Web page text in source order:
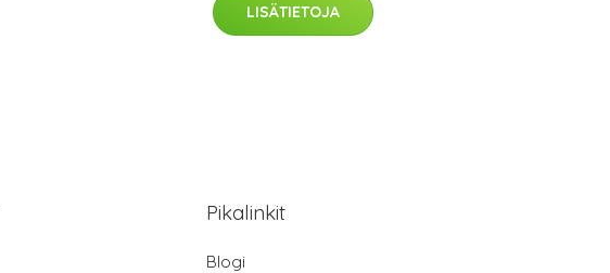
LISÄTIETOJA
Pikalinkit
Blogi